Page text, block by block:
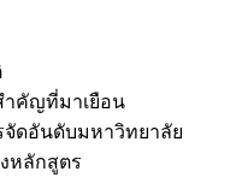
คัญที่มาเยือน
จัดอันดับมหาวิทยาลัย
หลักสูตร